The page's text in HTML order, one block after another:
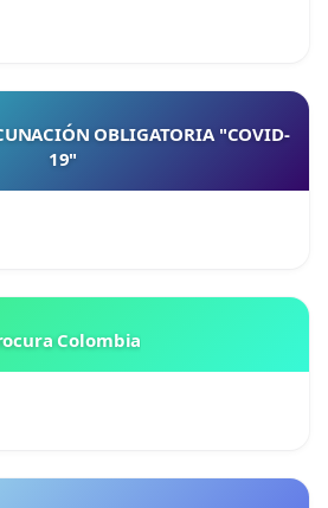
OBLIGATORIA "COVID-
19"
Colombia